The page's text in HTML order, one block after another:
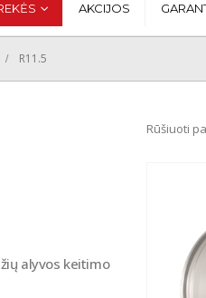
AKCIJOS
R11.5
Rūšiuoti
alyvos keitimo